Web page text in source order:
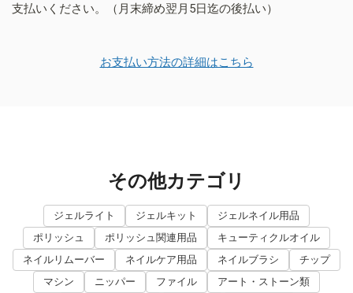
支払いください。（月末締め翌月5日迄の後払い）
お支払い方法の詳細はこちら
その他カテゴリ
ジェルライト ジェルキット
ジェルネイル用品
ポリッシュ
ポリッシュ関連用品
キューティクルオイル
ネイルリムーバー
ネイルケア用品 ネイルブラシ
チップ
マシン
ニッパー ファイル
アート・ストーン類